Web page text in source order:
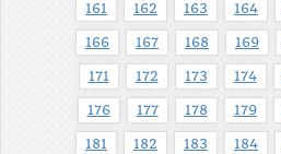
161 162 163 164
166 167 168 169
171 172 173 174
176 177 178 179
181 182 183 184